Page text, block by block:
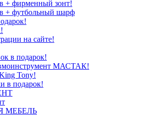
+ фирменный зонт!
+ футбольный шарф
на сайте!
в подарок!
МАСТАК!
Tony!
в подарок!
МЕБЕЛЬ